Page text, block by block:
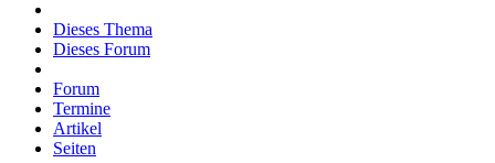
Dieses Thema
Dieses Forum
Forum
Termine
Artikel
Seiten